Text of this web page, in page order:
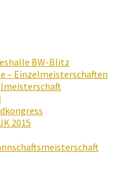
BW-Blitz
– Einzelmeisterschaften
2015